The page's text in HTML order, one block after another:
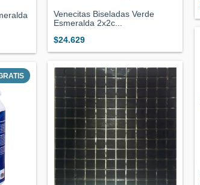
Venecitas Biseladas Verde
Esmeralda 2x2c...
$24.629